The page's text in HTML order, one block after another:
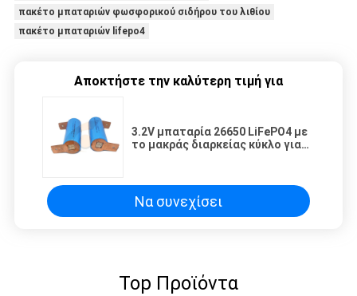
πακέτο μπαταριών φωσφορικού σιδήρου του λιθίου
πακέτο μπαταριών lifepo4
Αποκτήστε την καλύτερη τιμή για
3.2V μπαταρία 26650 LiFePO4 με
το μακράς διαρκείας κύκλο για
Να συνεχίσει
Top Προϊόντα